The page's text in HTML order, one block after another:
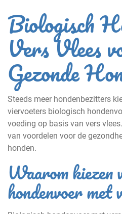
Biologisch
Vers Vlees
Gezonde
Steeds meer hondenbezitters
viervoeters biologisch
voeding op basis van vers
van voordelen voor de
honden.
Waarom kiezen
hondenvoer met